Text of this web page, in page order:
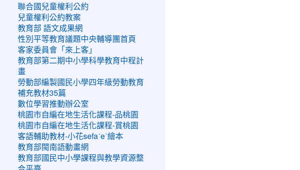
聯合國兒童權利公約
兒童權利公約教案
教育部 語文成果網
性別平等教育議題中央輔導團首頁
客家委員會「來上客」
教育部第二期中小學科學教育中程計
畫
勞動部編製國民小學四年級勞動教育
補充教材35篇
數位學習推動辦公室
桃園市自編在地生活化課程-品桃園
桃園市自編在地生活化課程-賞桃園
客語輔助教材-小花sefaˊeˋ繪本
教育部閩南語動畫網
教育部國民中小學課程與教學資源整